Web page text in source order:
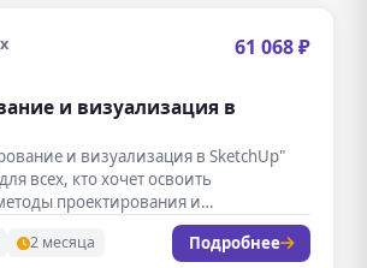
61 068 ₽
и визуализация в
и визуализация в SketchUp"
всех, кто хочет освоить
проектирования и
2 месяца Подробнее